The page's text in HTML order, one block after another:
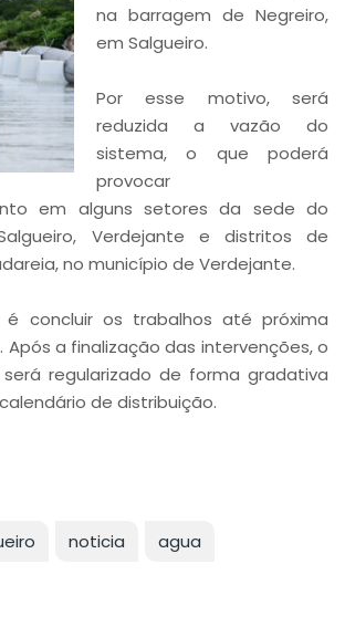
na barragem de Negreiro,
em Salgueiro.
Por esse motivo, será
reduzida a vazão do
sistema, o que poderá
provocar
em alguns setores da sede do
Verdejante e distritos de
no município de Verdejante.
concluir os trabalhos até próxima
Após a finalização das intervenções, o
regularizado de forma gradativa
de distribuição.
noticia
agua